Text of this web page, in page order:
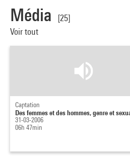
Média
[25]
Voir tout
Captation
Des femmes et des hommes, genre et
31-03-2006
06h 47min